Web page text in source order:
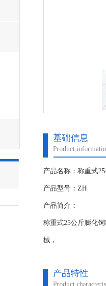
基础信息
Product
产品名称：称重式
产品型号：ZH
产品简介：
称重式25公斤膨化
械，
产品特性
Product